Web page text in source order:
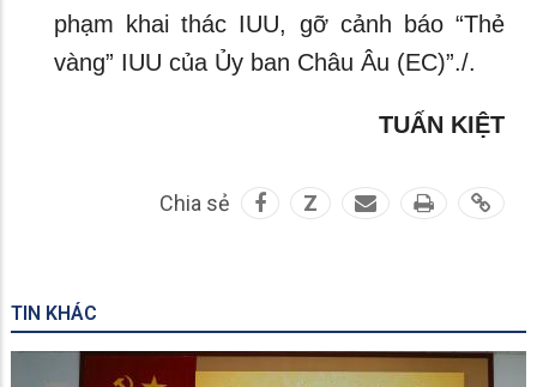
phạm khai thác IUU, gỡ cảnh báo “Thẻ
vàng” IUU của Ủy ban Châu Âu (EC)”./.
TUẤN KIỆT
Chia sẻ Z
TIN KHÁC